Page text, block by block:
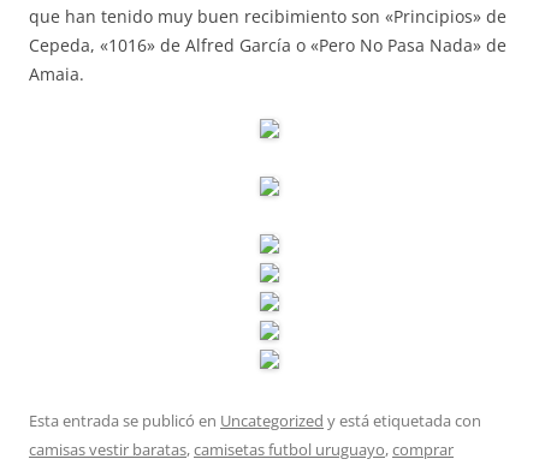
que han tenido muy buen recibimiento son «Principios» de
Cepeda, «1016» de Alfred García o «Pero No Pasa Nada» de
Amaia.
Esta entrada se publicó en Uncategorized y está etiquetada con
camisas vestir baratas,camisetas futbol uruguayo,comprar